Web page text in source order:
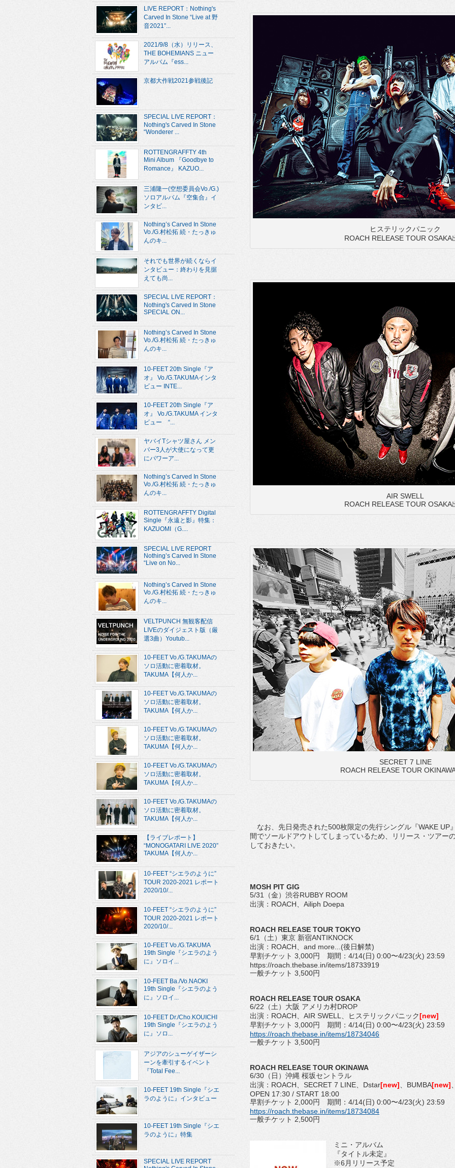
ヒステリックパニック
ROACH RELEASE TOUR OSAKA
AIR SWELL
ROACH RELEASE TOUR OSAKA
SECRET 7 LINE
ROACH RELEASE TOUR
なお、先日発売された500枚限定の先行シングル『WAKE UP
間でソールドアウトしてしまっているため、リリース・ツアー
しておきたい。
MOSH PIT GIG
5/31（金）渋谷RUBBY ROOM
出演：ROACH、Ailiph Doepa
ROACH RELEASE TOUR TOKYO
6/1（土）東京 新宿ANTIKNOCK
出演：ROACH、and more...(後日解禁)
早割チケット 3,000円 期間：4/14(日) 0:00〜4/23(火) 23:59
https://roach.thebase.in/items/18733919
一般チケット 3,500円
ROACH RELEASE TOUR OSAKA
6/22（土）大阪 アメリカ村DROP
出演：ROACH、AIR SWELL、ヒステリックパニック[new]
早割チケット 3,000円 期間：4/14(日) 0:00〜4/23(火) 23:59
https://roach.thebase.in/items/18734046
一般チケット 3,500円
ROACH RELEASE TOUR OKINAWA
6/30（日）沖縄 桜坂セントラル
出演：ROACH、SECRET 7 LINE、Dstar[new] 、BUMBA[new]
OPEN 17:30 / START 18:00
早割チケット 2,000円 期間：4/14(日) 0:00〜4/23(火) 23:59
https://roach.thebase.in/items/18734084
一般チケット 2,500円
ミニ・アルバム
『タイトル未定』
※6月リリース予定
LIVE REPORT：Nothing's
Carved In Stone “Live at 野
音2021”...
2021/9/8（水）リリース、
THE BOHEMIANS ニュー
アルバム『ess...
京都大作戦2021参戦後記
SPECIAL LIVE REPORT：
Nothing's Carved In Stone
“Wonderer ...
ROTTENGRAFFTY 4th
Mini Album 『Goodbye to
Romance』 KAZUO...
三浦隆一(空想委員会Vo./G.)
ソロアルバム『空集合』イ
ンタビ...
Nothing’s Carved In Stone
Vo./G.村松拓 続・たっきゅ
んのキ...
それでも世界が続くならイ
ンタビュー：終わりを見据
えても尚...
SPECIAL LIVE REPORT：
Nothing's Carved In Stone
SPECIAL ON...
Nothing’s Carved In Stone
Vo./G.村松拓 続・たっきゅ
んのキ...
10-FEET 20th Single『ア
オ』 Vo./G.TAKUMAインタ
ビュー INTE...
10-FEET 20th Single『ア
オ』 Vo./G.TAKUMA インタ
ビュー “...
ヤバイTシャツ屋さん メン
バー3人が大使になって更
にパワーア...
Nothing’s Carved In Stone
Vo./G.村松拓 続・たっきゅ
んのキ...
ROTTENGRAFFTY Digital
Single『永遠と影』特集：
KAZUOMI（G....
SPECIAL LIVE REPORT
Nothing’s Carved In Stone
“Live on No...
Nothing’s Carved In Stone
Vo./G.村松拓 続・たっきゅ
んのキ...
VELTPUNCH 無観客配信
LIVEのダイジェスト版（厳
選3曲）Youtub...
10-FEET Vo./G.TAKUMAの
ソロ活動に密着取材。
TAKUMA【何人か...
10-FEET Vo./G.TAKUMAの
ソロ活動に密着取材。
TAKUMA【何人か...
10-FEET Vo./G.TAKUMAの
ソロ活動に密着取材。
TAKUMA【何人か...
10-FEET Vo./G.TAKUMAの
ソロ活動に密着取材。
TAKUMA【何人か...
10-FEET Vo./G.TAKUMAの
ソロ活動に密着取材。
TAKUMA【何人か...
【ライブレポート】
“MONOGATARI LIVE 2020”
TAKUMA【何人か...
10-FEET “シエラのように”
TOUR 2020-2021 レポート
2020/10/...
10-FEET “シエラのように”
TOUR 2020-2021 レポート
2020/10/...
10-FEET Vo./G.TAKUMA
19th Single『シエラのよう
に』ソロイ...
10-FEET Ba./Vo.NAOKI
19th Single『シエラのよう
に』ソロイ...
10-FEET Dr./Cho.KOUICHI
19th Single『シエラのよう
に』ソロ...
アジアのシューゲイザーシ
ーンを牽引するイベント
『Total Fee...
10-FEET 19th Single『シエ
ラのように』インタビュー
10-FEET 19th Single『シエ
ラのように』特集
SPECIAL LIVE REPORT